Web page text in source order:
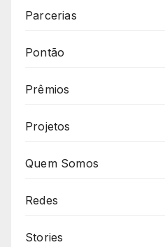
Parcerias
Pontão
Prêmios
Projetos
Quem Somos
Redes
Stories